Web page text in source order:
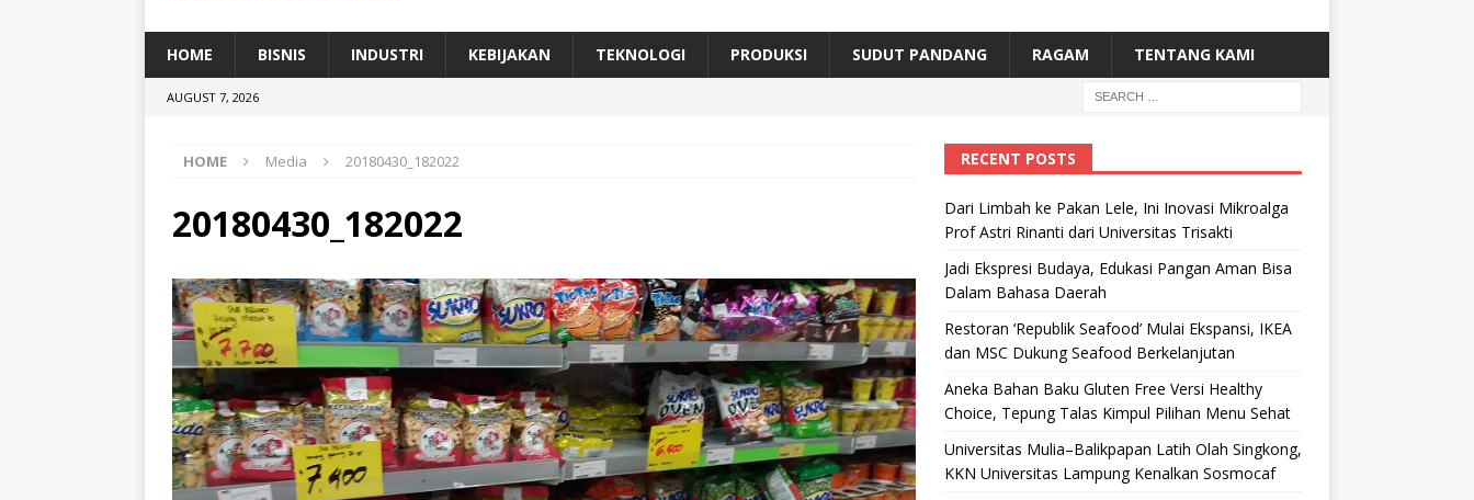
[ July 11, 2026 ] Dari Limbah ke Pakan Lele, Ini Inovasi Mikroalga Prof Astri Rinanti dari Universitas Trisakti
HOME BISNIS INDUSTRI KEBIJAKAN TEKNOLOGI PRODUKSI SUDUT PANDANG RAGAM TENTANG KAMI
AUGUST 7, 2026
HOME Media 20180430_182022
20180430_182022
RECENT POSTS
Dari Limbah ke Pakan Lele, Ini Inovasi Mikroalga
Prof Astri Rinanti dari Universitas Trisakti
Jadi Ekspresi Budaya, Edukasi Pangan Aman Bisa
Dalam Bahasa Daerah
Restoran ‘Republik Seafood’ Mulai Ekspansi, IKEA
dan MSC Dukung Seafood Berkelanjutan
Aneka Bahan Baku Gluten Free Versi Healthy
Choice, Tepung Talas Kimpul Pilihan Menu Sehat
Universitas Mulia–Balikpapan Latih Olah Singkong,
KKN Universitas Lampung Kenalkan Sosmocaf